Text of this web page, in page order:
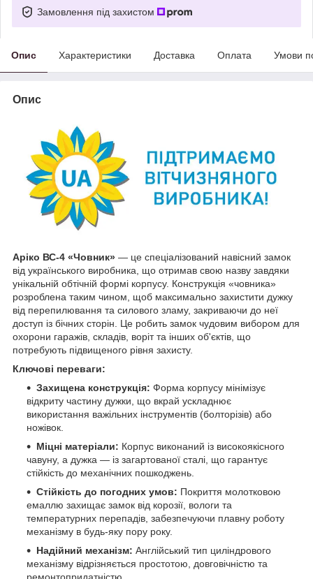
Замовлення під захистом
Опис Характеристики Доставка Оплата Умови
Опис
Аріко ВС-4 «Човник» — це спеціалізований навісний замок
від українського виробника, що отримав свою назву завдяки
унікальній обтічній формі корпусу. Конструкція «човника»
розроблена таким чином, щоб максимально захистити дужку
від перепилювання та силового зламу, закриваючи до неї
доступ із бічних сторін. Це робить замок чудовим вибором для
охорони гаражів, складів, воріт та інших об'єктів, що
потребують підвищеного рівня захисту.
Ключові переваги:
Захищена конструкція: Форма корпусу мінімізує
відкриту частину дужки, що вкрай ускладнює
використання важільних інструментів (болторізів) або
ножівок.
Міцні матеріали: Корпус виконаний із високоякісного
чавуну, а дужка — із загартованої сталі, що гарантує
стійкість до механічних пошкоджень.
Стійкість до погодних умов: Покриття молотковою
емаллю захищає замок від корозії, вологи та
температурних перепадів, забезпечуючи плавну роботу
механізму в будь-яку пору року.
Надійний механізм: Англійський тип циліндрового
механізму відрізняється простотою, довговічністю та